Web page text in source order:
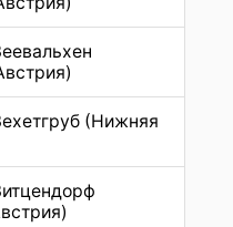
(Нижняя